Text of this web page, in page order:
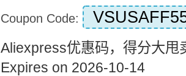
Coupon Code:
Aliexpress优惠码，得分大甩
Expires on 2026-10-14